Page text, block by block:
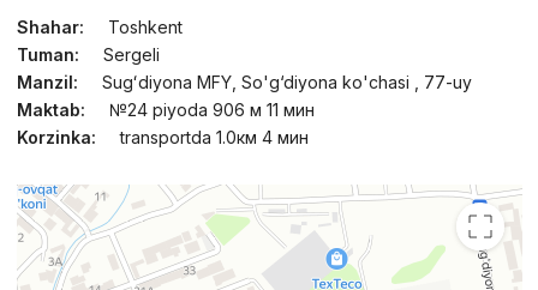
Shahar:
Toshkent
Tuman:
Sergeli
Manzil:
Sugʻdiyona MFY, So'g‘diyona ko'chasi , 77-uy
Maktab:
№24 piyoda 906 м 11 мин
Korzinka:
transportda 1.0км 4 мин